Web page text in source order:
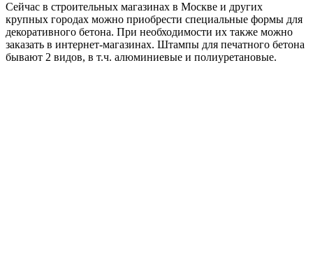
Сейчас в строительных магазинах в Москве и других
крупных городах можно приобрести специальные формы для
декоративного бетона. При необходимости их также можно
заказать в интернет-магазинах. Штампы для печатного бетона
бывают 2 видов, в т.ч. алюминиевые и полиуретановые.